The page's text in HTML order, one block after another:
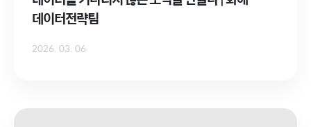
데이터전략팀
2026. 03. 06